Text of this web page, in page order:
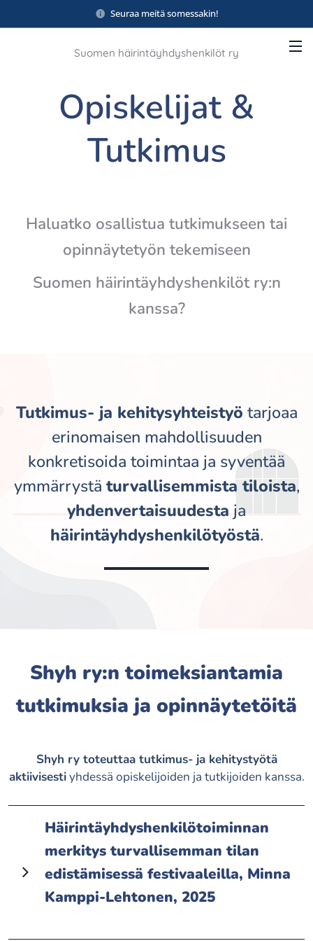
Seuraa meitä somessakin!
Suomen häirintäyhdyshenkilöt ry
Opiskelijat &
Tutkimus
Haluatko osallistua tutkimukseen tai
opinnäytetyön tekemiseen
Suomen häirintäyhdyshenkilöt ry:n
kanssa?
Tutkimus- ja kehitysyhteistyö tarjoaa
erinomaisen mahdollisuuden
konkretisoida toimintaa ja syventää
ymmärrystäturvallisemmista tiloista,
yhdenvertaisuudesta ja
häirintäyhdyshenkilötyöstä.
Shyh ry:n toimeksiantamia
tutkimuksia ja opinnäytetöitä
Shyh ry toteuttaa tutkimus- ja kehitystyötä
aktiivisestiyhdessä opiskelijoiden ja tutkijoiden kanssa.
Häirintäyhdyshenkilötoiminnan
merkitys turvallisemman tilan
edistämisessä festivaaleilla, Minna
Kamppi-Lehtonen, 2025